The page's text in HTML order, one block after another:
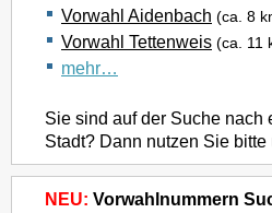
Vorwahl Aidenbach (ca. 8
Vorwahl Tettenweis (ca. 11
mehr…
Sie sind auf der Suche nach
Stadt? Dann nutzen Sie bitte
NEU: Vorwahlnummern